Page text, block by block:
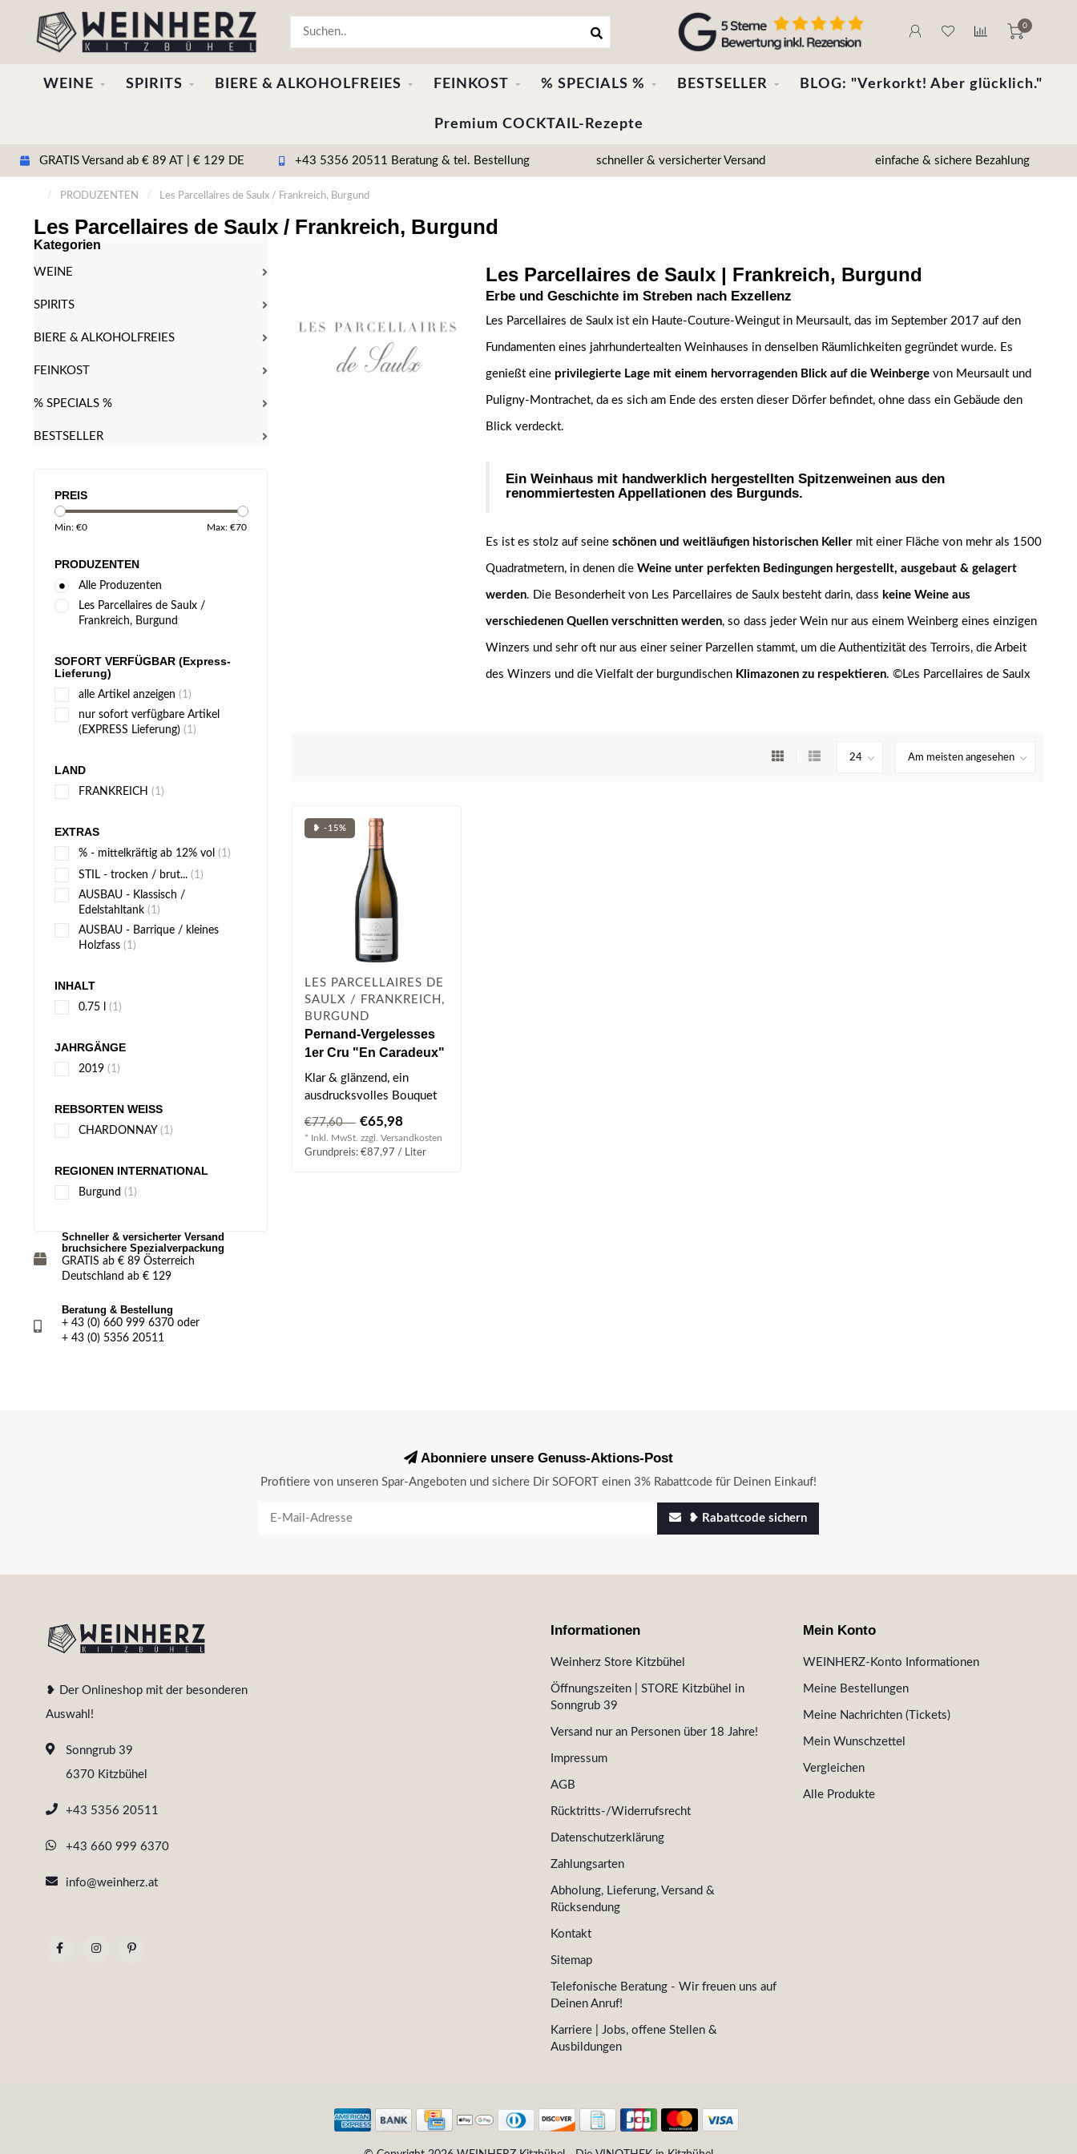
0
WEINE SPIRITS BIERE & ALKOHOLFREIES FEINKOST % SPECIALS % BESTSELLER BLOG: "Verkorkt! Aber glücklich."
Premium COCKTAIL-Rezepte
GRATIS Versand ab € 89 AT | € 129 DE +43 5356 20511 Beratung & tel. Bestellung schneller & versicherter Versand einfache & sichere Bezahlung
/ PRODUZENTEN / Les Parcellaires de Saulx / Frankreich, Burgund
Les Parcellaires de Saulx / Frankreich, Burgund
PREIS
Min: €0 Max: €70
PRODUZENTEN
Alle Produzenten
Les Parcellaires de Saulx /
Frankreich, Burgund
SOFORT VERFÜGBAR (Express-
Lieferung)
alle Artikel anzeigen (1)
nur sofort verfügbare Artikel
(EXPRESS Lieferung) (1)
LAND
FRANKREICH (1)
EXTRAS
% - mittelkräftig ab 12% vol (1)
STIL - trocken / brut... (1)
AUSBAU - Klassisch /
Edelstahltank (1)
AUSBAU - Barrique / kleines
Holzfass (1)
INHALT
0.75 l (1)
JAHRGÄNGE
2019 (1)
REBSORTEN WEISS
CHARDONNAY (1)
REGIONEN INTERNATIONAL
Burgund (1)
Kategorien
WEINE
SPIRITS
BIERE & ALKOHOLFREIES
FEINKOST
% SPECIALS %
BESTSELLER
Schneller & versicherter Versand
bruchsichere Spezialverpackung
GRATIS ab € 89 Österreich
Deutschland ab € 129
Beratung & Bestellung
+ 43 (0) 660 999 6370 oder
+ 43 (0) 5356 20511
Les Parcellaires de Saulx | Frankreich, Burgund
Erbe und Geschichte im Streben nach Exzellenz
Les Parcellaires de Saulx ist ein Haute-Couture-Weingut in Meursault, das im September 2017 auf den
Fundamenten eines jahrhundertealten Weinhauses in denselben Räumlichkeiten gegründet wurde. Es
genießt eine privilegierte Lage mit einem hervorragenden Blick auf die Weinbergevon Meursault und
Puligny-Montrachet, da es sich am Ende des ersten dieser Dörfer befindet, ohne dass ein Gebäude den
Blick verdeckt.
Ein Weinhaus mit handwerklich hergestellten Spitzenweinen aus den
renommiertesten Appellationen des Burgunds.
Es ist es stolz auf seine schönen und weitläufigen historischen Kellermit einer Fläche von mehr als 1500
Quadratmetern, in denen die Weine unter perfekten Bedingungen hergestellt, ausgebaut & gelagert
werden. Die Besonderheit von Les Parcellaires de Saulx besteht darin, dass keine Weine aus
verschiedenen Quellen verschnitten werden, so dass jeder Wein nur aus einem Weinberg eines einzigen
Winzers und sehr oft nur aus einer seiner Parzellen stammt, um die Authentizität des Terroirs, die Arbeit
des Winzers und die Vielfalt der burgundischen Klimazonen zu respektieren. ©Les Parcellaires de Saulx
❥ -15%
LES PARCELLAIRES DE
SAULX / FRANKREICH,
BURGUND
Pernand-Vergelesses
1er Cru "En Caradeux"
2019 0.75 l
Klar & glänzend, ein
ausdrucksvolles Bouquet
Akazienh..
€77,60 €65,98
* Inkl. MwSt. zzgl. Versandkosten
Grundpreis: €87,97 / Liter
Abonniere unsere Genuss-Aktions-Post
Profitiere von unseren Spar-Angeboten und sichere Dir SOFORT einen 3% Rabattcode für Deinen Einkauf!
❥ Rabattcode sichern
❥ Der Onlineshop mit der besonderen
Auswahl!
Sonngrub 39
6370 Kitzbühel
+43 5356 20511
+43 660 999 6370
info@weinherz.at
Informationen
Weinherz Store Kitzbühel
Öffnungszeiten | STORE Kitzbühel in
Sonngrub 39
Versand nur an Personen über 18 Jahre!
Impressum
AGB
Rücktritts-/Widerrufsrecht
Datenschutzerklärung
Zahlungsarten
Abholung, Lieferung, Versand &
Rücksendung
Kontakt
Sitemap
Telefonische Beratung - Wir freuen uns auf
Deinen Anruf!
Karriere | Jobs, offene Stellen &
Ausbildungen
Mein Konto
WEINHERZ-Konto Informationen
Meine Bestellungen
Meine Nachrichten (Tickets)
Mein Wunschzettel
Vergleichen
Alle Produkte